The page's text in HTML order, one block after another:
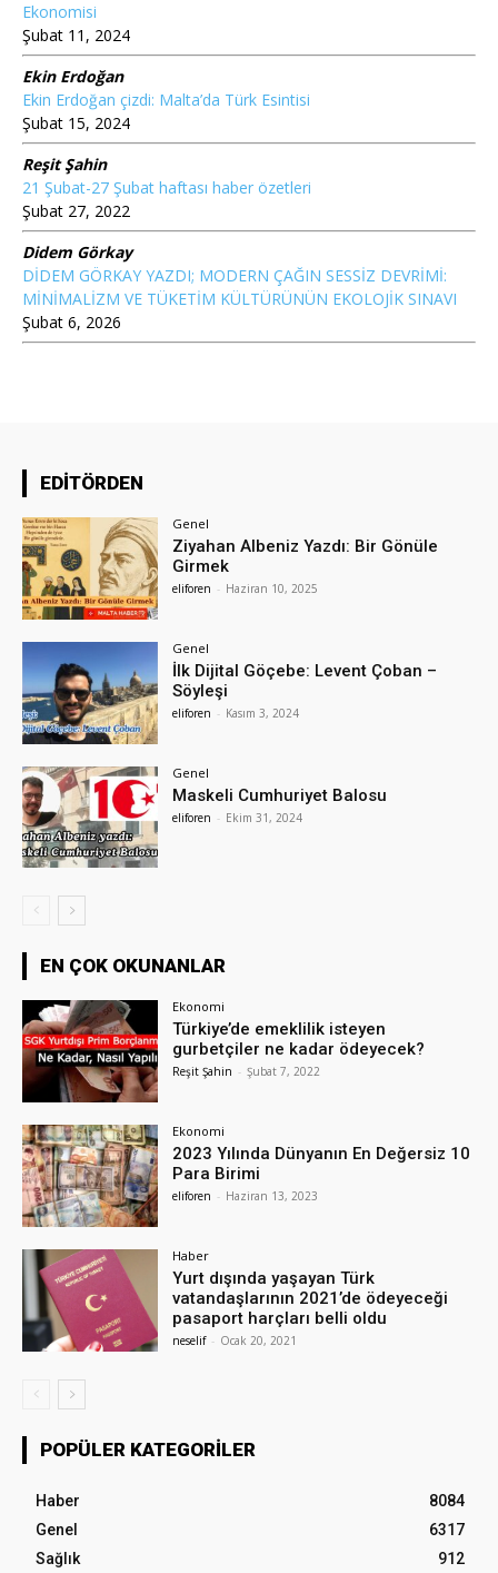
Ekonomisi
Şubat 11, 2024
Ekin Erdoğan
Ekin Erdoğan çizdi: Malta’da Türk Esintisi
Şubat 15, 2024
Reşit Şahin
21 Şubat-27 Şubat haftası haber özetleri
Şubat 27, 2022
Didem Görkay
DİDEM GÖRKAY YAZDI; MODERN ÇAĞIN SESSİZ DEVRİMİ:
MİNİMALİZM VE TÜKETİM KÜLTÜRÜNÜN EKOLOJİK SINAVI
Şubat 6, 2026
EDİTÖRDEN
Genel
Ziyahan Albeniz Yazdı: Bir Gönüle
Girmek
eliforen - Haziran 10, 2025
Genel
İlk Dijital Göçebe: Levent Çoban –
Söyleşi
eliforen - Kasım 3, 2024
Genel
Maskeli Cumhuriyet Balosu
eliforen - Ekim 31, 2024
EN ÇOK OKUNANLAR
Ekonomi
Türkiye’de emeklilik isteyen
gurbetçiler ne kadar ödeyecek?
Reşit Şahin - Şubat 7, 2022
Ekonomi
2023 Yılında Dünyanın En Değersiz 10
Para Birimi
eliforen - Haziran 13, 2023
Haber
Yurt dışında yaşayan Türk
vatandaşlarının 2021’de ödeyeceği
pasaport harçları belli oldu
neselif - Ocak 20, 2021
POPÜLER KATEGORILER
Haber
8084
Genel
6317
Sağlık
912